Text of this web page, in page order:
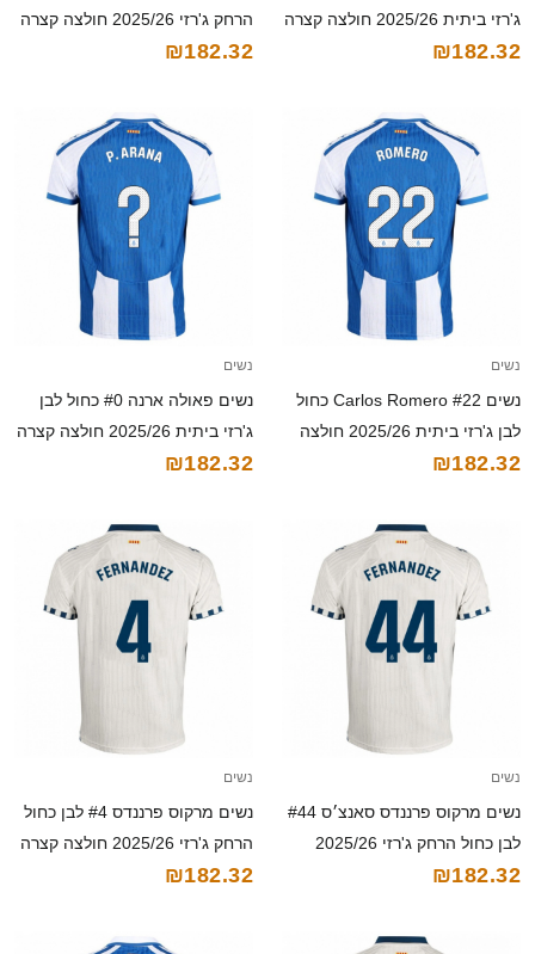
ג'רזי ביתית 2025/26 חולצה קצרה
₪182.32
הרחק ג'רזי 2025/26 חולצה קצרה
₪182.32
נשים
נשים Carlos Romero #22 כחול
לבן ג'רזי ביתית 2025/26 חולצה
קצרה
₪182.32
נשים
נשים פאולה ארנה #0 כחול לבן
ג'רזי ביתית 2025/26 חולצה קצרה
₪182.32
נשים
נשים מרקוס פרננדס סאנצ׳ס #44
לבן כחול הרחק ג'רזי 2025/26
חולצה קצרה
₪182.32
נשים
נשים מרקוס פרננדס #4 לבן כחול
הרחק ג'רזי 2025/26 חולצה קצרה
₪182.32